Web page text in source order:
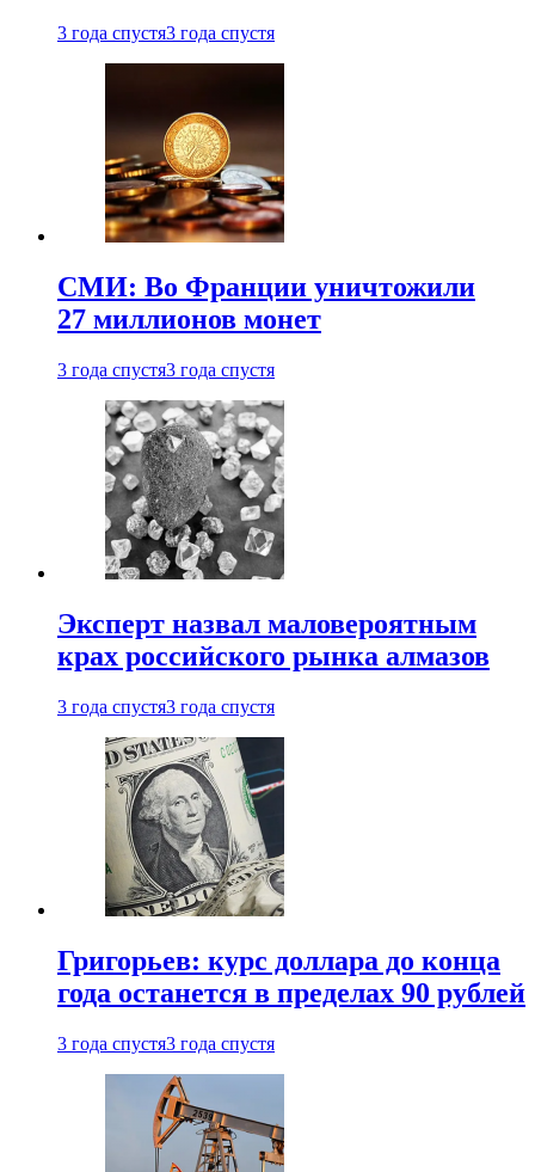
3 года спустя3 года спустя
СМИ: Во Франции уничтожили
27 миллионов монет
3 года спустя3 года спустя
Эксперт назвал маловероятным
крах российского рынка алмазов
3 года спустя3 года спустя
Григорьев: курс доллара до конца
года останется в пределах 90 рублей
3 года спустя3 года спустя